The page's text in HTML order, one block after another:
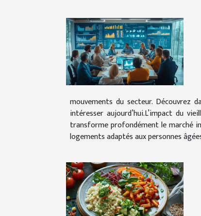
mouvements du secteur. Découvrez
intéresser aujourd’hui.L’impact du
transforme profondément le marché
logements adaptés aux personnes